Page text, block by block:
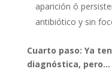
aparición ó
antibiótico y sin
Cuarto paso: Ya
diagnóstica, pero…